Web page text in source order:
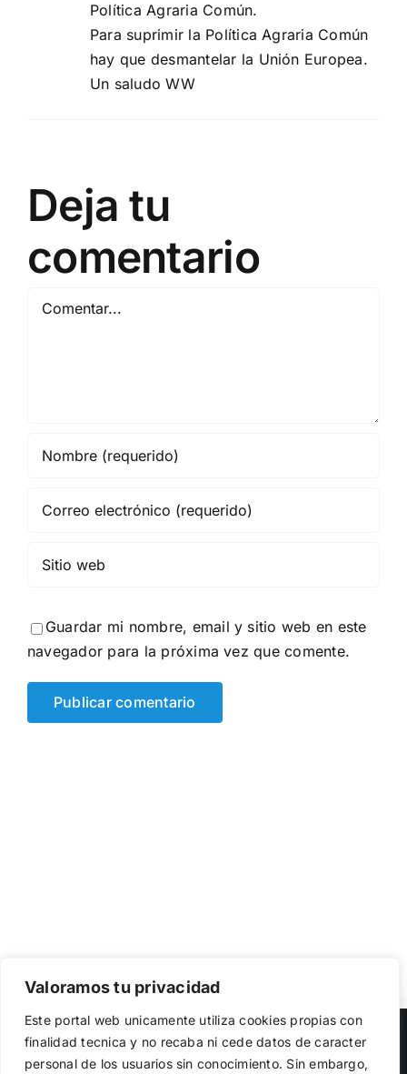
Valoramos tu privacidad
Este portal web unicamente utiliza cookies propias con
finalidad tecnica y no recaba ni cede datos de caracter
personal de los usuarios sin conocimiento. Sin embargo,
Política Agraria Común.
Para suprimir la Política Agraria Común
hay que desmantelar la Unión Europea.
Un saludo WW
Deja tu
comentario
Comentar
Guardar mi nombre, email y sitio web en este
navegador para la próxima vez que comente.
Copyright 2023 |Democracia Nacional | All Rights Reserved
el funcionamiento de la web, medir su uso y mejorar
nuestros servicios. Puede aceptar todas las cookies,
rechazar las no necesarias o configurar sus preferencias.